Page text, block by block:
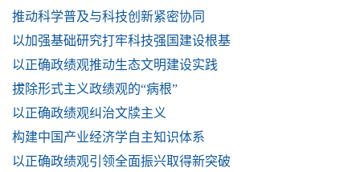
推动科学普及与科技创新紧密协同
以加强基础研究打牢科技强国建设根基
以正确政绩观推动生态文明建设实践
拔除形式主义政绩观的“病根”
以正确政绩观纠治文牍主义
构建中国产业经济学自主知识体系
以正确政绩观引领全面振兴取得新突破